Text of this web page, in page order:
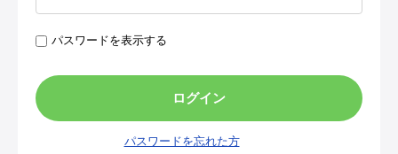
パスワードを表示する
パスワードを忘れた方